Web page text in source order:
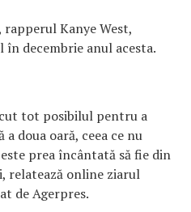
Kanye West,
decembrie anul acesta.
tot posibilul pentru a
doua oară, ceea ce nu
prea încântată să fie din
relatează online ziarul
de Agerpres.